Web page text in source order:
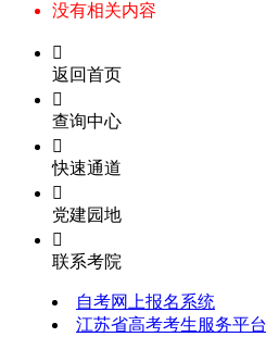
没有相关内容

返回首页

查询中心

快速通道

党建园地

联系考院
自考网上报名系统
江苏省高考考生服务平台